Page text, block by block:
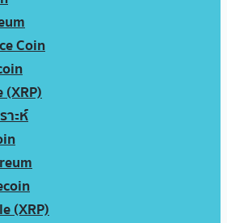
Coin
(XRP)
าะห์
(XRP)